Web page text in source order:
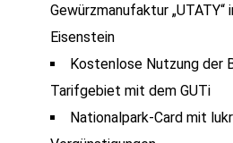
Gewürzmanufaktur „UTATY“
Eisenstein
Kostenlose Nutzung der
Tarifgebiet mit dem GUTi
Nationalpark-Card mit